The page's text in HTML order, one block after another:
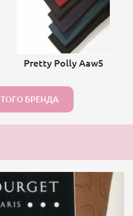
Pretty Polly Aaw5
БРЕНДА